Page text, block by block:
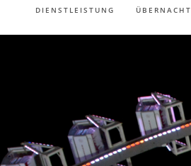
DIENSTLEISTUNG